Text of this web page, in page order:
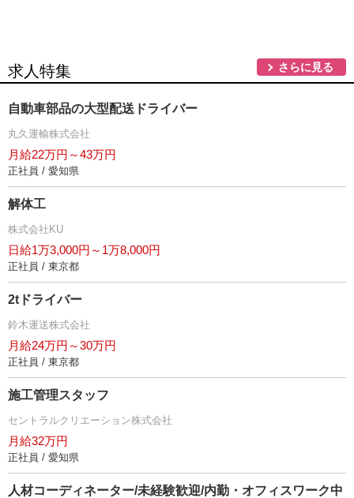
求人特集 さらに見る
自動車部品の大型配送ドライバー
丸久運輸株式会社
月給22万円～43万円
正社員 / 愛知県
解体工
株式会社KU
日給1万3,000円～1万8,000円
正社員 / 東京都
2tドライバー
鈴木運送株式会社
月給24万円～30万円
正社員 / 東京都
施工管理スタッフ
セントラルクリエーション株式会社
月給32万円
正社員 / 愛知県
人材コーディネーター/未経験歓迎/内勤・オフィスワーク中